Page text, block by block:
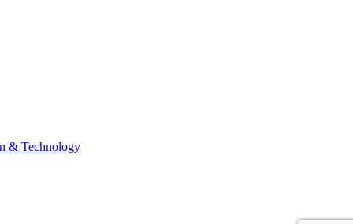
& Technology